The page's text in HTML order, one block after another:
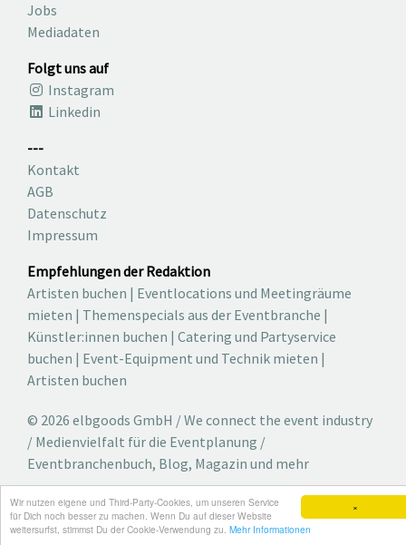
×
Wir nutzen eigene und Third-Party-Cookies, um unseren Service
für Dich noch besser zu machen. Wenn Du auf dieser Website
weitersurfst, stimmst Du der Cookie-Verwendung zu. Mehr Informationen
Jobs
Mediadaten
Folgt uns auf
Instagram
Linkedin
---
Kontakt
AGB
Datenschutz
Impressum
Empfehlungen der Redaktion
Artisten buchen | Eventlocations und Meetingräume
mieten | Themenspecials aus der Eventbranche |
Künstler:innen buchen | Catering und Partyservice
buchen | Event-Equipment und Technik mieten |
Artisten buchen
© 2026 elbgoods GmbH / We connect the event industry
/ Medienvielfalt für die Eventplanung /
Eventbranchenbuch, Blog, Magazin und mehr